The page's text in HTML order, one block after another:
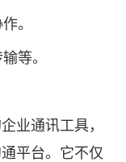
。
等。
业通讯工具，
平台。它不仅